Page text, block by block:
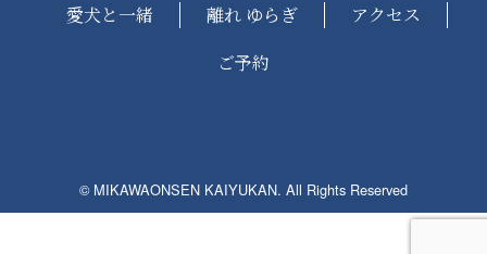
愛犬と一緒
離れ ゆらぎ
アクセス
ご予約
© MIKAWAONSEN KAIYUKAN. All Rights Reserved